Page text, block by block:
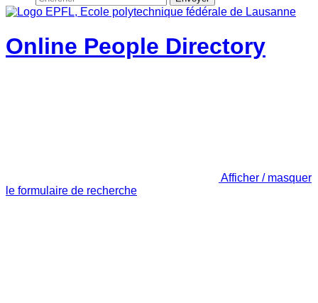
Online People Directory
Afficher / masquer
le formulaire de recherche